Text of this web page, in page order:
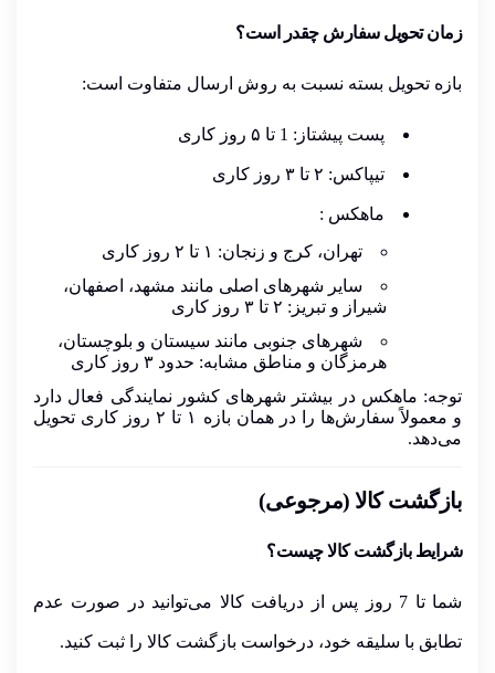
زمان تحویل سفارش چقدر است؟
بازه تحویل بسته نسبت به روش ارسال متفاوت است:
پست پیشتاز:
تیپاکس:
ماهکس :
تهران، کرج و زنجان: ۱ تا ۲ روز کاری
سایر شهرهای اصلی مانند مشهد، اصفهان،
شیراز و تبریز: ۲ تا ۳ روز کاری
شهرهای جنوبی مانند سیستان و بلوچستان،
هرمزگان و مناطق مشابه: حدود ۳ روز کاری
توجه: ماهکس در بیشتر شهرهای کشور نمایندگی فعال دارد
و معمولاً سفارش‌ها را در همان بازه ۱ تا ۲روز کاری تحویل
می‌دهد.
بازگشت کالا (مرجوعی)
شرایط بازگشت کالا چیست؟
شما تا 7 روز پس از دریافت کالا می‌توانید در صورت عدم
تطابق با سلیقه خود، درخواست بازگشت کالا را ثبت کنید.